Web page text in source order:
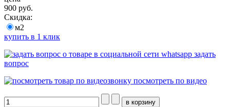
900 руб.
Скидка:
м2
купить в 1 клик
задать
вопрос
посмотреть по видео